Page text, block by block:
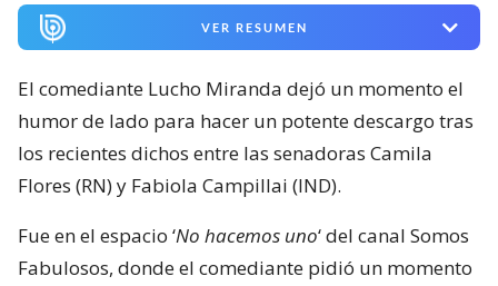
VER RESUMEN
El comediante Lucho Miranda dejó un momento el
humor de lado para hacer un potente descargo tras
los recientes dichos entre las senadoras Camila
Flores (RN) y Fabiola Campillai (IND).
Fue en el espacio ‘No hacemos uno‘ del canal Somos
Fabulosos, donde el comediante pidió un momento